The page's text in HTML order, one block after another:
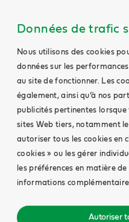
Données de trafic
Nous utilisons des cookies
données sur les
au site de fonctionner. Les
également, ainsi qu’à nos
publicités pertinentes
sites Web tiers, notamment
autoriser tous les cookies en
cookies » ou les gérer
les préférences en matière
informations
Autoriser